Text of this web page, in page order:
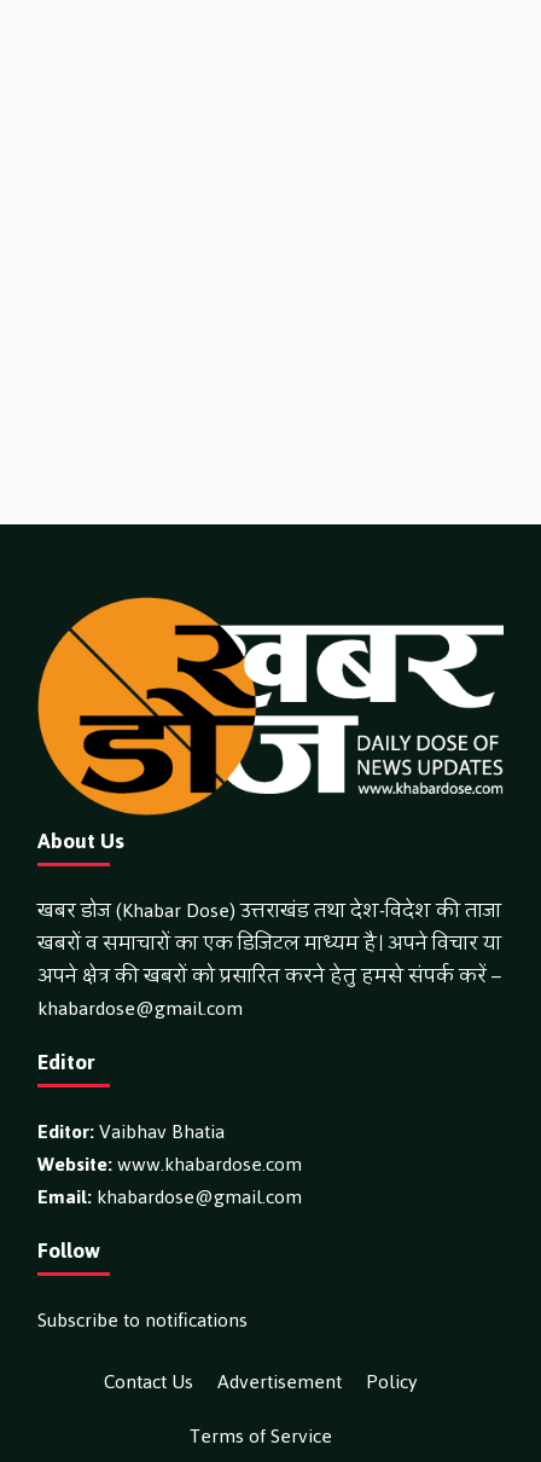
About Us
खबर डोज (Khabar Dose) उत्तराखंड तथा देश-विदेश की ताजा
खबरों व समाचारों का एक डिजिटल माध्यम है। अपने विचार या
अपने क्षेत्र की खबरों को प्रसारित करने हेतु हमसे संपर्क करें –
khabardose@gmail.com
Editor
Editor:Vaibhav Bhatia
Website:www.khabardose.com
Email:khabardose@gmail.com
Follow
Subscribe to notifications
Contact Us
Advertisement
Policy
Terms of Service